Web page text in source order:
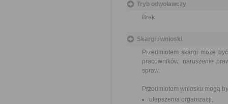
Tryb odwoławczy
Brak
Skargi i wnioski
Przedmiotem skargi może
pracowników, naruszenie
spraw.
Przedmiotem wniosku mogą
ulepszenia organizacji,